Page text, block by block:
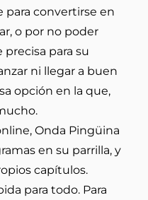
convertirse en
o por no poder
para su
ni llegar a buen
opción en la que,
Onda Pingüina
en su parrilla, y
capítulos.
para todo. Para